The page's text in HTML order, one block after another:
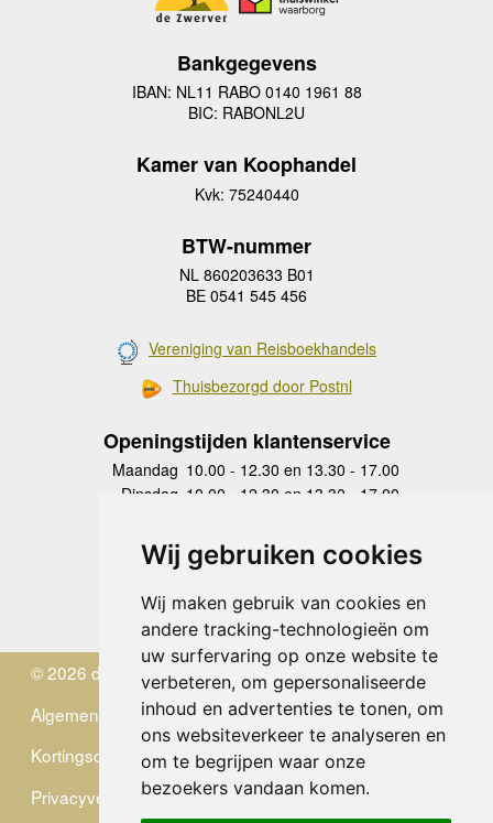
Wij gebruiken cookies
Wij maken gebruik van cookies en
andere tracking-technologieën om
uw surfervaring op onze website te
verbeteren, om gepersonaliseerde
inhoud en advertenties te tonen, om
ons websiteverkeer te analyseren en
om te begrijpen waar onze
bezoekers vandaan komen.
Bankgegevens
IBAN: NL11 RABO 0140 1961 88
BIC: RABONL2U
Kamer van Koophandel
Kvk: 75240440
BTW-nummer
NL 860203633 B01
BE 0541 545 456
Vereniging van Reisboekhandels
Thuisbezorgd door Postnl
Openingstijden klantenservice
Maandag 10.00 - 12.30 en 13.30 - 17.00
Dinsdag 10.00 - 12.30 en 13.30 - 17.00
Donderdag
10.00 - 12.30 en 13.30 - 17.00
Vrijdag 10.00 - 12.30 en 13.30 - 17.00
Zaterdag
gesloten
Zondag gesloten
© 2026 de Zwerver
Algemene Voorwaarden
Kortingscode
Privacyverklaring